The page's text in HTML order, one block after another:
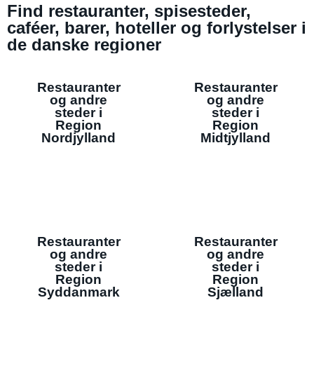
Find restauranter, spisesteder,
caféer, barer, hoteller og forlystelser i
de danske regioner
Restauranter
og andre
steder i
Region
Nordjylland
Restauranter
og andre
steder i
Region
Midtjylland
Restauranter
og andre
steder i
Region
Syddanmark
Restauranter
og andre
steder i
Region
Sjælland